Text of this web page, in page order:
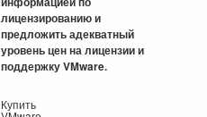
лицензированию и
предложить адекватный
уровень цен на лицензии и
поддержку VMware.
Купить